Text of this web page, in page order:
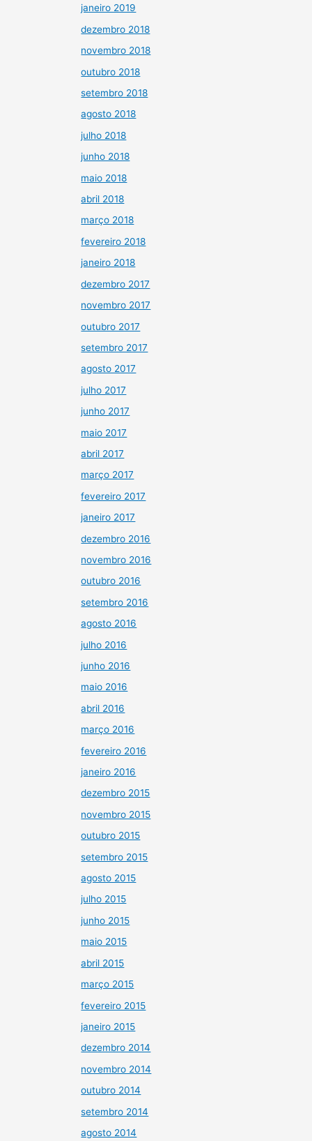
janeiro 2019
dezembro 2018
novembro 2018
outubro 2018
setembro 2018
agosto 2018
julho 2018
junho 2018
maio 2018
abril 2018
março 2018
fevereiro 2018
janeiro 2018
dezembro 2017
novembro 2017
outubro 2017
setembro 2017
agosto 2017
julho 2017
junho 2017
maio 2017
abril 2017
março 2017
fevereiro 2017
janeiro 2017
dezembro 2016
novembro 2016
outubro 2016
setembro 2016
agosto 2016
julho 2016
junho 2016
maio 2016
abril 2016
março 2016
fevereiro 2016
janeiro 2016
dezembro 2015
novembro 2015
outubro 2015
setembro 2015
agosto 2015
julho 2015
junho 2015
maio 2015
abril 2015
março 2015
fevereiro 2015
janeiro 2015
dezembro 2014
novembro 2014
outubro 2014
setembro 2014
agosto 2014